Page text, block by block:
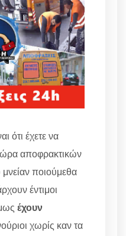
ότι έχετε να
αποφρακτικών
ποιούμεθα
έντιμοι
έχουν
χωρίς καν τα